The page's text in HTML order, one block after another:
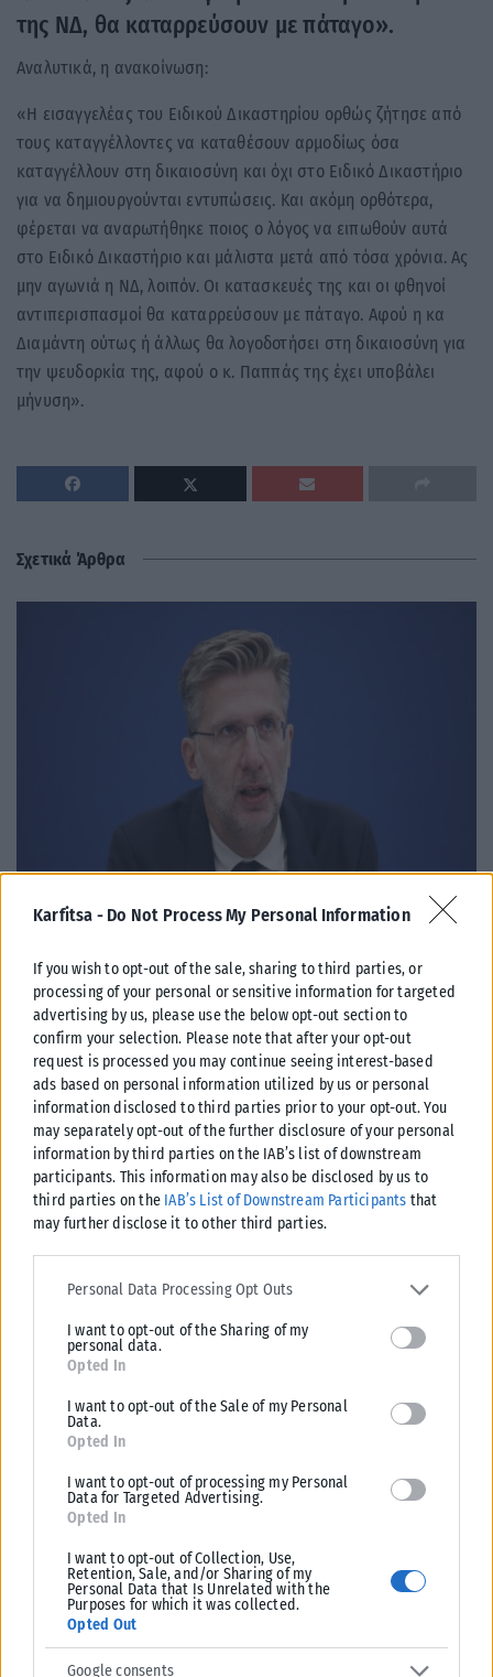
Karfitsa - Do Not Process My Personal Information
If you wish to opt-out of the sale, sharing to third parties, or
processing of your personal or sensitive information for targeted
advertising by us, please use the below opt-out section to
confirm your selection. Please note that after your opt-out
request is processed you may continue seeing interest-based
ads based on personal information utilized by us or personal
information disclosed to third parties prior to your opt-out. You
may separately opt-out of the further disclosure of your personal
information by third parties on the IAB’s list of downstream
participants. This information may also be disclosed by us to
third parties on the IAB’s List of Downstream Participants that
may further disclose it to other third parties.
Please note that this website/app uses one or more Google
services and may gather and store information including but not
deny consent to Google and its third-party tags to use your data
for below specified purposes in below Google consent section.
Personal Data Processing Opt Outs
I want to opt-out of the Sharing of my
personal data.
Opted In
I want to opt-out of the Sale of my Personal
Data.
Opted In
I want to opt-out of processing my Personal
Data for Targeted Advertising.
Opted In
I want to opt-out of Collection, Use,
Retention, Sale, and/or Sharing of my
Personal Data that Is Unrelated with the
Purposes for which it was collected.
Opted Out
Google consents
της ΝΔ, θα καταρρεύσουν με πάταγο».
Αναλυτικά, η ανακοίνωση:
«Η εισαγγελέας του Ειδικού Δικαστηρίου ορθώς ζήτησε από
τους καταγγέλλοντες να καταθέσουν αρμοδίως όσα
καταγγέλλουν στη δικαιοσύνη και όχι στο Ειδικό Δικαστήριο
για να δημιουργούνται εντυπώσεις. Και ακόμη ορθότερα,
φέρεται να αναρωτήθηκε ποιος ο λόγος να ειπωθούν αυτά
στο Ειδικό Δικαστήριο και μάλιστα μετά από τόσα χρόνια. Ας
μην αγωνιά η ΝΔ, λοιπόν. Οι κατασκευές της και οι φθηνοί
αντιπερισπασμοί θα καταρρεύσουν με πάταγο. Αφού η κα
Διαμάντη ούτως ή άλλως θα λογοδοτήσει στη δικαιοσύνη για
την ψευδορκία της, αφού ο κ. Παππάς της έχει υποβάλει
μήνυση».
Σχετικά Άρθρα
ΠΟΛΙΤΙΚΉ
φυσικών προσώπων την περίοδο 2018-2025
Στις τραπεζικές καταθέσεις εστιάζει σημερινή ανάρτηση του υπουργού
Επικρατείας, Άκη Σκέρτσου, που ξεκινά από ένα ρητορικό ερώτημα:
«Υπάρχει διαφορά στη...
ΑΝΑΡΤΉΘΗΚΕ ΑΠΌ KARFITSANEWS 09/08/2026
ΠΟΛΙΤΙΚΉ
Καρυστιανού: Δεν φαίνεται να “βγαίνει” – Αποχωρεί ο Νίκος
Μπρουτζάκης και καταγγέλλει «κλειστή κάστα» και έλλειψη
λογοδοσίας
Νέο εσωτερικό «ρήγμα» καταγράφεται στην «Ελπίδα για τη
Δημοκρατία» της Μαρίας Καρυστιανού, καθώς ο επιχειρηματίας και
συνιδιοκτήτης του διαδικτυακού καναλιού...
ΑΝΑΡΤΉΘΗΚΕ ΑΠΌ ΔΉΜΗΤΡΑ ΚΑΤΡΑΜΆΔΟΥ